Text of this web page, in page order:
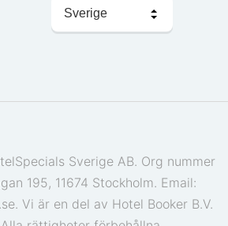
språk
Sverige AB. Org nummer
195, 11674 Stockholm. Email:
Vi är en del av Hotel Booker B.V.